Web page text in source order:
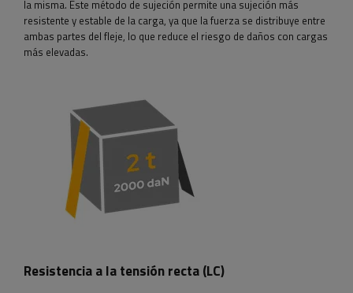
la misma. Este método de sujeción permite una sujeción más
resistente y estable de la carga, ya que la fuerza se distribuye entre
ambas partes del fleje, lo que reduce el riesgo de daños con cargas
más elevadas.
Resistencia a la tensión recta (LC)